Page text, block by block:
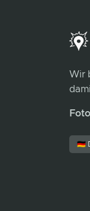
Wir
🇩🇪